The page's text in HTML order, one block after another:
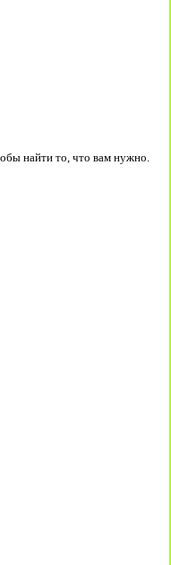
найти то, что вам нужно.